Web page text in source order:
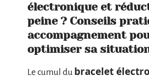
électronique et
peine ? Conseils
accompagnement
optimiser sa
Le cumul du bracelet